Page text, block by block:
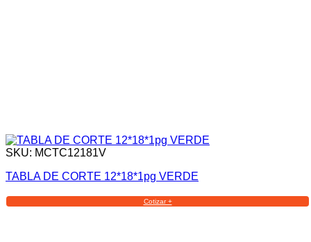
SKU: MCTC12181V
TABLA DE CORTE 12*18*1pg VERDE
Cotizar +